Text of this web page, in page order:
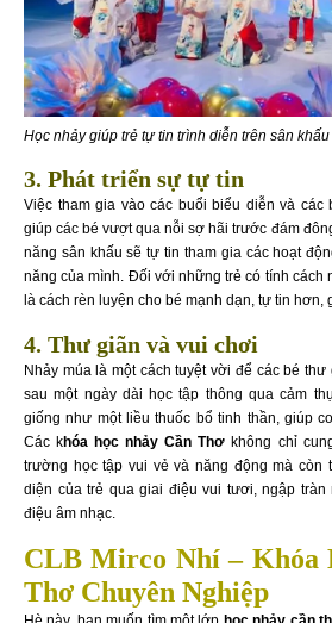
Học nhảy giúp trẻ tự tin trình diễn trên sân
3. Phát triển sự tự tin
Việc tham gia vào các buổi biểu diễn và các
giúp các bé vượt qua nỗi sợ hãi trước đám
năng sân khấu sẽ tự tin tham gia các hoạt
năng của mình. Đối với những trẻ có tính cách
là cách rèn luyện cho bé mạnh dạn, tự tin hơn,
4. Thư giãn và vui chơi
Nhảy múa là một cách tuyệt vời để các bé
sau một ngày dài học tập thông qua cảm
giống như một liều thuốc bổ tinh thần, giúp
Các khóa học nhảy Cần Thơ không chỉ
trường học tập vui vẻ và năng động mà còn
diện của trẻ qua giai điệu vui tươi, ngập
điệu âm nhạc.
CLB Mirco Nhí – Khóa
Thơ Chuyên Nghiệp